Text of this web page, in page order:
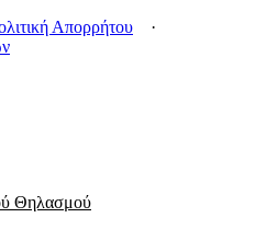
Απορρήτου
·
Θηλασμού